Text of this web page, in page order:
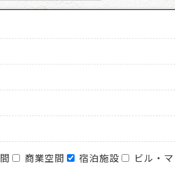
商業空間 宿泊施設 ビル・